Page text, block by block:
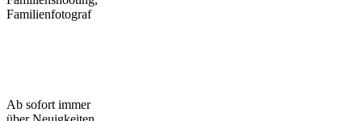
Ab sofort immer